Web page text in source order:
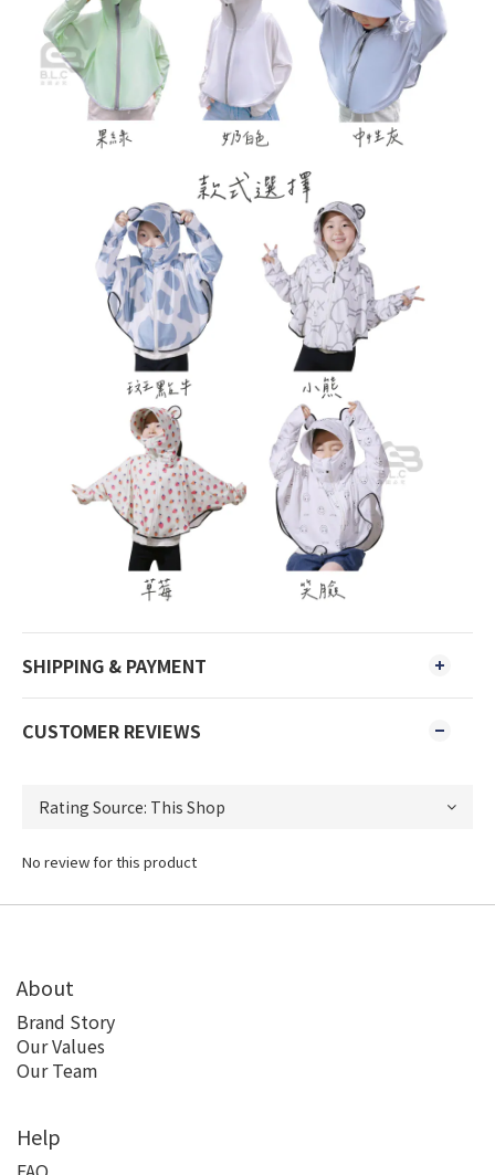
SHIPPING & PAYMENT
CUSTOMER REVIEWS
No review for this product
About
Brand Story
Our Values
Our Team
Help